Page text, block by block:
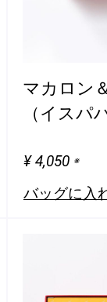
マカロン
（イスパ
¥ 4,050 ※
バッグに入